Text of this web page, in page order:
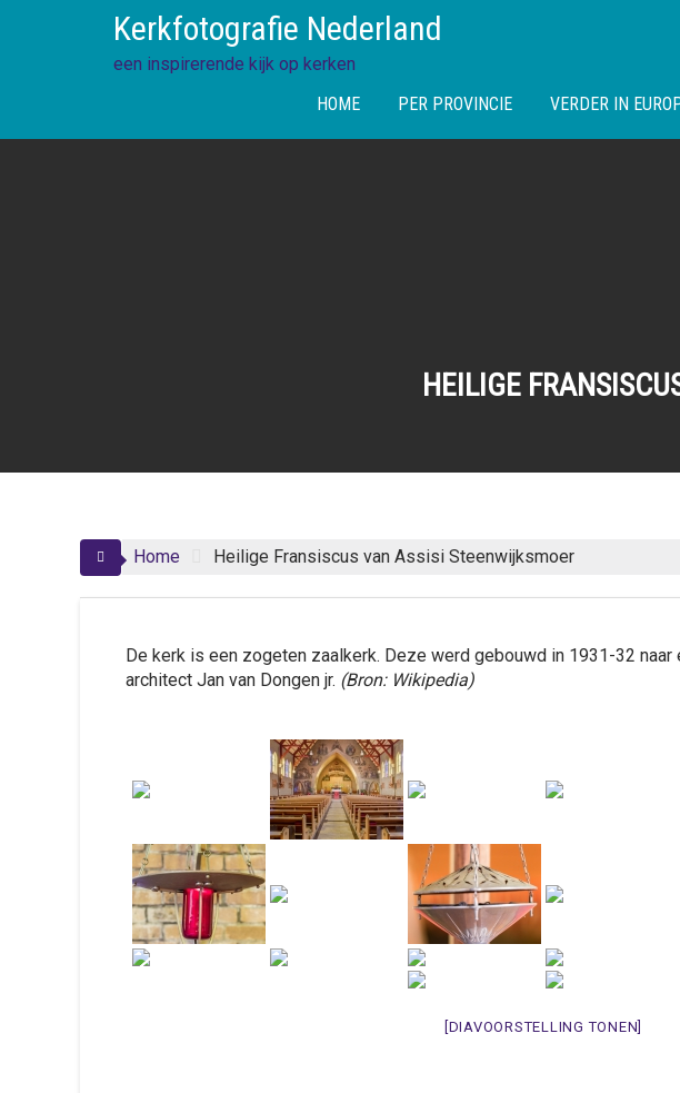
Kerkfotografie Nederland
een inspirerende kijk op kerken
HOME
PER PROVINCIE VERDER IN
HEILIGE
Home Heilige Fransiscus van Assisi Steenwijksmoer
De kerk is een zogeten zaalkerk. Deze werd gebouwd in 1931-32
architect Jan van Dongen jr. (Bron: Wikipedia)
[DIAVOORSTELLING TONEN]